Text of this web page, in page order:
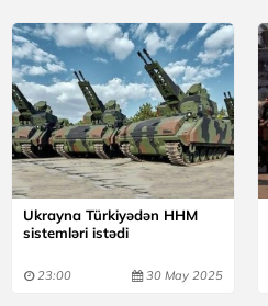
Ukrayna Türkiyədən HHM
sistemləri istədi
23:00 30 May 2025